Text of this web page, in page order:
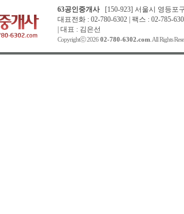
63공인중개사[150-923] 서울시 영등포
대표전화 : 02-780-6302 | 팩스 : 02-785-
| 대표 : 김은선
Copyrightⓒ 2026 02-780-6302.com. All Rights